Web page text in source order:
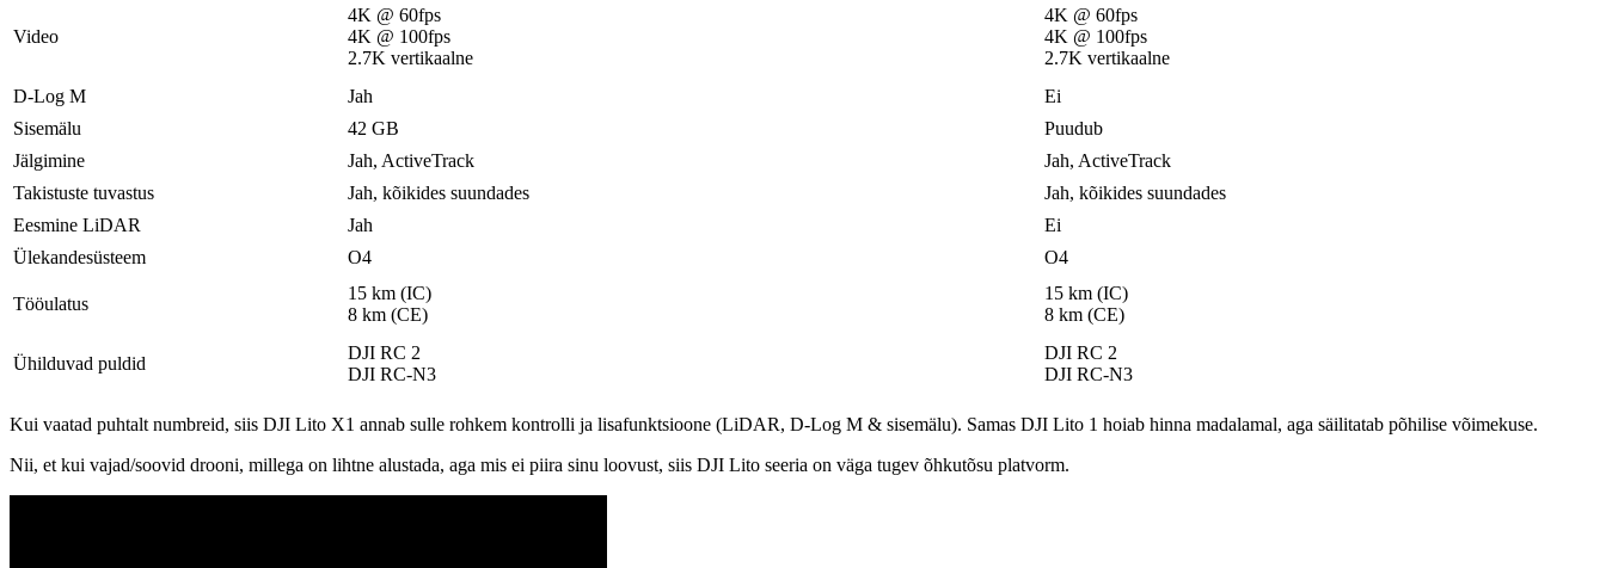
Video
4K @ 60fps
4K @ 100fps
2.7K vertikaalne
4K @ 60fps
4K @ 100fps
2.7K vertikaalne
D-Log M
Jah
Ei
Sisemälu
42 GB
Puudub
Jälgimine
Jah, ActiveTrack
Jah, ActiveTrack
Takistuste tuvastus
Jah, kõikides suundades
Jah, kõikides suundades
Eesmine LiDAR
Jah
Ei
Ülekandesüsteem
O4 O4
Tööulatus
15 km (IC)
8 km (CE)
15 km (IC)
8 km (CE)
Ühilduvad puldid
DJI RC 2
DJI RC-N3
DJI RC 2
DJI RC-N3
Kui vaatad puhtalt numbreid, siis DJI Lito X1 annab sulle rohkem kontrolli ja lisafunktsioone (LiDAR, D-Log M & sisemälu). Samas DJI Lito 1 hoiab hinna madalamal, aga säilitatab põhilise võimekuse.
Nii, et kui vajad/soovid drooni, millega on lihtne alustada, aga mis ei piira sinu loovust, siis DJI Lito seeria on väga tugev õhkutõsu platvorm.